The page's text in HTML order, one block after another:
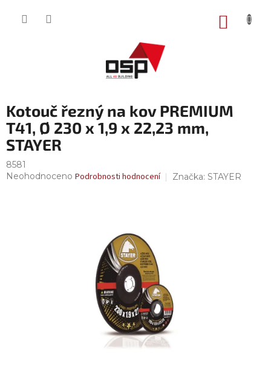
Kotouč řezný na kov PREMIUM
T41, Ø 230 x 1,9 x 22,23 mm,
STAYER
8581
Průměrné
Neohodnoceno Podrobnosti hodnocení Značka: STAYER